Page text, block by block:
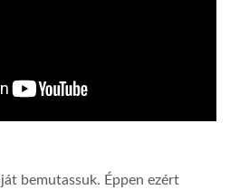
bemutassuk. Éppen ezért